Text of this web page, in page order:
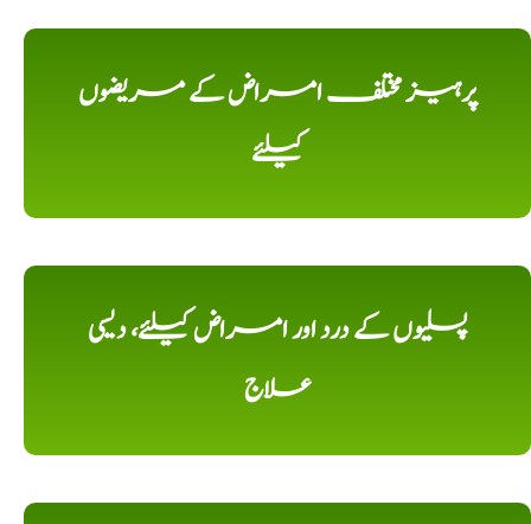
پرہیز مختلف امراض کے مریضوں
کیلئے
پسلیوں کے درد اور امراض کیلئے، دیسی
علاج